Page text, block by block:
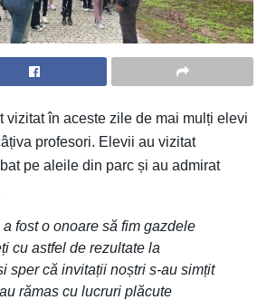
vizitat în aceste zile de mai mulți elevi
profesori. Elevii au vizitat
pe aleile din parc și au admirat
a fost o onoare să fim gazdele
cu astfel de rezultate la
sper că invitații noștri s-au simțit
rămas cu lucruri plăcute